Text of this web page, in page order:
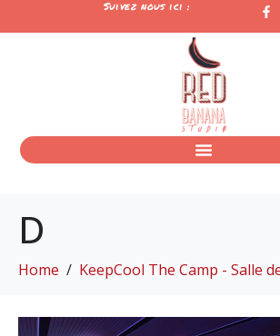
Suivez nous ici :
D
Home KeepCool The Camp - Salle